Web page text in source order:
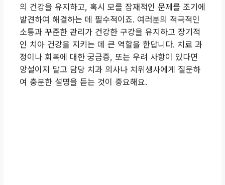
치과 방문
정기 검진 및 스케일링
이상 증상 방치, 자가 진단
의 건강을 유지하고, 혹시 모를 잠재적인 문제를 조기에
발견하여 해결하는 데 필수적이죠. 여러분의 적극적인
소통과 꾸준한 관리가 건강한 구강을 유지하고 장기적
인 치아 건강을 지키는 데 큰 역할을 한답니다. 치료 과
정이나 회복에 대한 궁금증, 또는 우려 사항이 있다면
망설이지 말고 담당 치과 의사나 치위생사에게 질문하
여 충분한 설명을 듣는 것이 중요해요.